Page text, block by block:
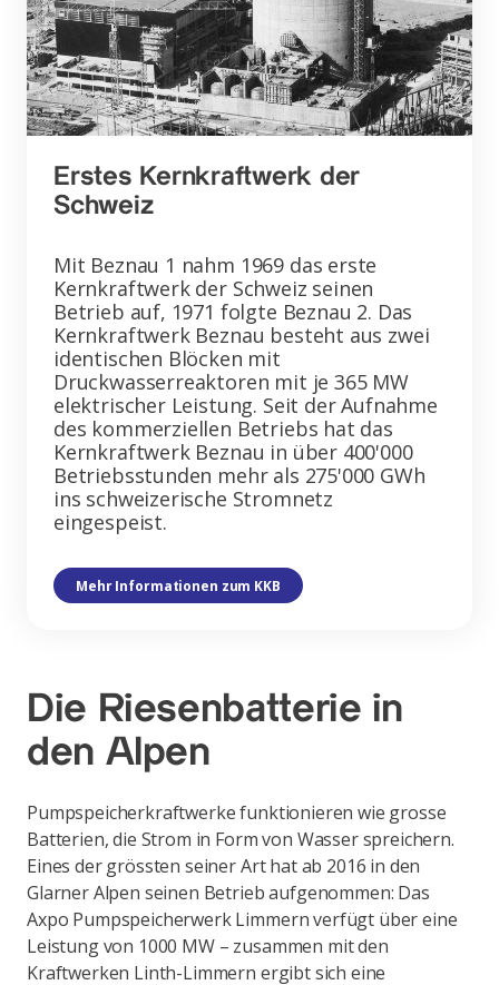
Erstes Kernkraftwerk der
Schweiz
Mit Beznau 1 nahm 1969 das erste
Kernkraftwerk der Schweiz seinen
Betrieb auf, 1971 folgte Beznau 2. Das
Kernkraftwerk Beznau besteht aus zwei
identischen Blöcken mit
Druckwasserreaktoren mit je 365 MW
elektrischer Leistung. Seit der Aufnahme
des kommerziellen Betriebs hat das
Kernkraftwerk Beznau in über 400'000
Betriebsstunden mehr als 275'000 GWh
ins schweizerische Stromnetz
eingespeist.
Mehr Informationen zum KKB
Die Riesenbatterie in
den Alpen
Pumpspeicherkraftwerke funktionieren wie grosse
Batterien, die Strom in Form von Wasser spreichern.
Eines der grössten seiner Art hat ab 2016 in den
Glarner Alpen seinen Betrieb aufgenommen: Das
Axpo Pumpspeicherwerk Limmern verfügt über eine
Leistung von 1000 MW – zusammen mit den
Kraftwerken Linth-Limmern ergibt sich eine